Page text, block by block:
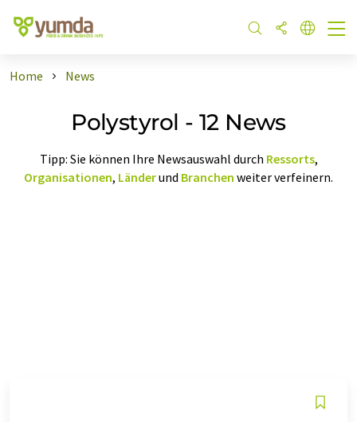
Home News
Polystyrol - 12 News
Tipp: Sie können Ihre Newsauswahl durch Ressorts,
Organisationen, Länderund Branchen weiter verfeinern.